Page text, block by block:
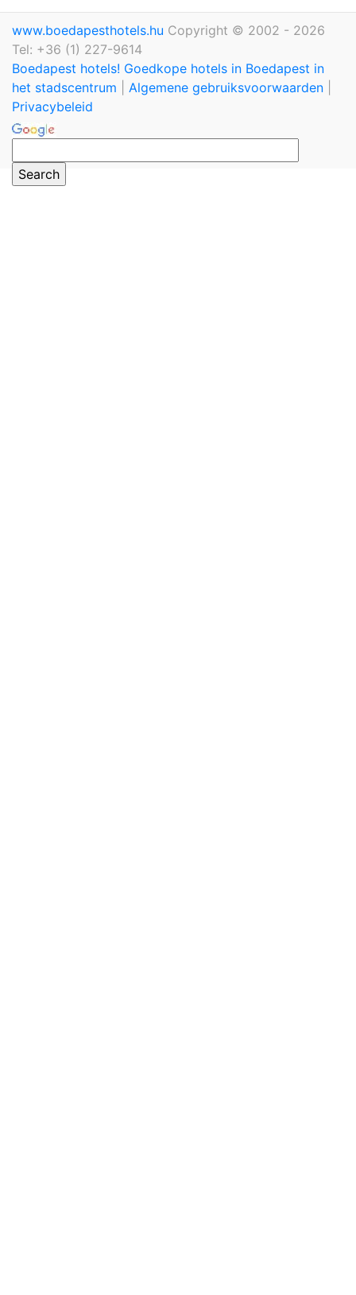
www.boedapesthotels.hu Copyright © 2002 - 2026
Tel: +36 (1) 227-9614
Boedapest hotels! Goedkope hotels in Boedapest in
het stadscentrum
Algemene gebruiksvoorwaarden
Privacybeleid